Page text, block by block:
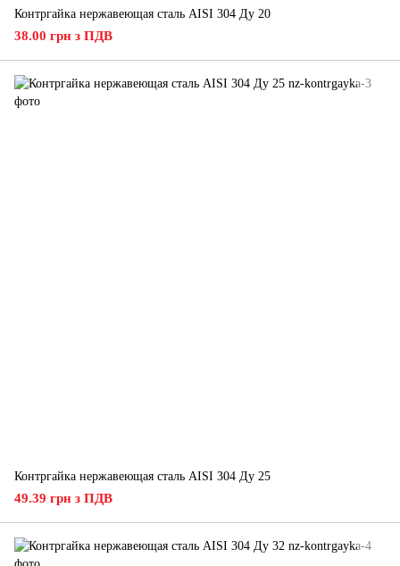
Контргайка нержавеющая сталь AISI 304 Ду 20
38.00 грн з ПДВ
Контргайка нержавеющая сталь AISI 304 Ду 25
49.39 грн з ПДВ